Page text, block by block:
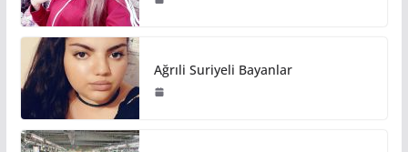
Ağrıli Suriyeli Bayanlar